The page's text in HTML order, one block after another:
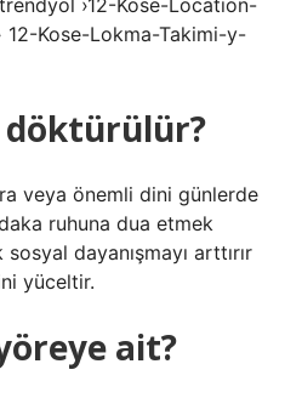
›12-Kose-Location-
Kose-Lokma-Takimi-y-
döktürülür?
veya önemli dini günlerde
ruhuna dua etmek
dayanışmayı arttırır
yüceltir.
ait?